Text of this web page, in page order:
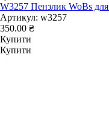
W3257 Пензлик WoBs
Артикул: w3257
350.00 ₴
Купити
Купити